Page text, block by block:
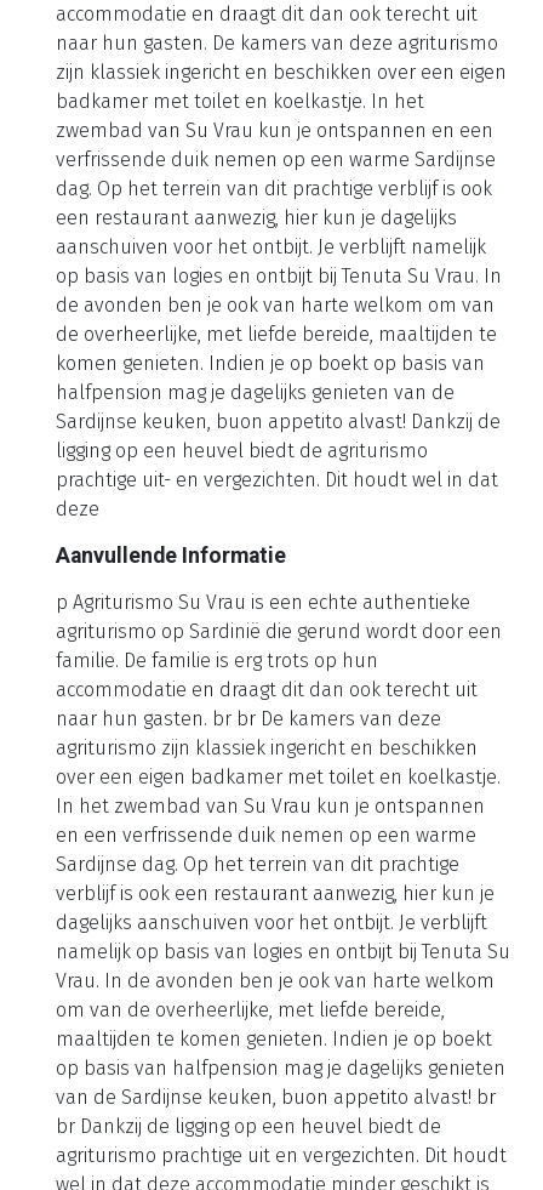
accommodatie en draagt dit dan ook terecht uit
naar hun gasten. De kamers van deze agriturismo
zijn klassiek ingericht en beschikken over een eigen
badkamer met toilet en koelkastje. In het
zwembad van Su Vrau kun je ontspannen en een
verfrissende duik nemen op een warme Sardijnse
dag. Op het terrein van dit prachtige verblijf is ook
een restaurant aanwezig, hier kun je dagelijks
aanschuiven voor het ontbijt. Je verblijft namelijk
op basis van logies en ontbijt bij Tenuta Su Vrau. In
de avonden ben je ook van harte welkom om van
de overheerlijke, met liefde bereide, maaltijden te
komen genieten. Indien je op boekt op basis van
halfpension mag je dagelijks genieten van de
Sardijnse keuken, buon appetito alvast! Dankzij de
ligging op een heuvel biedt de agriturismo
prachtige uit- en vergezichten. Dit houdt wel in dat
deze
Aanvullende Informatie
p Agriturismo Su Vrau is een echte authentieke
agriturismo op Sardinië die gerund wordt door een
familie. De familie is erg trots op hun
accommodatie en draagt dit dan ook terecht uit
naar hun gasten. br br De kamers van deze
agriturismo zijn klassiek ingericht en beschikken
over een eigen badkamer met toilet en koelkastje.
In het zwembad van Su Vrau kun je ontspannen
en een verfrissende duik nemen op een warme
Sardijnse dag. Op het terrein van dit prachtige
verblijf is ook een restaurant aanwezig, hier kun je
dagelijks aanschuiven voor het ontbijt. Je verblijft
namelijk op basis van logies en ontbijt bij Tenuta Su
Vrau. In de avonden ben je ook van harte welkom
om van de overheerlijke, met liefde bereide,
maaltijden te komen genieten. Indien je op boekt
op basis van halfpension mag je dagelijks genieten
van de Sardijnse keuken, buon appetito alvast! br
br Dankzij de ligging op een heuvel biedt de
agriturismo prachtige uit en vergezichten. Dit houdt
wel in dat deze accommodatie minder geschikt is